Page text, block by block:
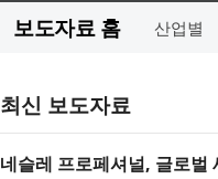
보도자료 홈 산업별
최신 보도자료
네슬레 프로페셔널, 글로벌